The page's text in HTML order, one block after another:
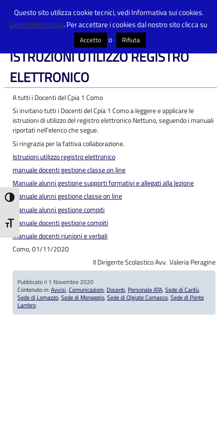
Attiva/disattiva alto contrasto
Attiva/disattiva dimensione testo
Centro Provinciale Istruzione Adulti>Articoli>Avvisi >ISTRUZIONI UTILIZZO
ISTRUZIONI UTILIZZO REGISTRO
ELETTRONICO
A tutti i Docenti del Cpia 1 Como
Si invitano tutti i Docenti del Cpia 1 Como a leggere e applicare le
istruzioni di utilizzo del registro elettronico Nettuno, seguendo i manuali
riportati nell’elenco che segue.
Si ringrazia per la fattiva collaborazione.
Istruzioni utilizzo registro elettronico
manuale docenti gestione classe on line
Manuale alunni gestione supporti formativi e allegati alla lezione
manuale alunni gestione classe on line
Manuale alunni gestione compiti
Manuale docenti gestione compiti
Manuale docenti riunioni e verbali
Como, 01/11/2020
Il Dirigente Scolastico Avv. Valeria Peragine
Pubblicato il 1 Novembre 2020
Contenuto in: Avvisi, Comunicazioni, Docenti, Personale ATA, Sede di Cantù,
Sede di Lomazzo, Sede di Menaggio, Sede di Olgiate Comasco, Sede di Ponte
Lambro
Questo sito utilizza cookie tecnici, vedi Informativa sui cookies.
Leggi Informativa. Per accettare i cookies dal nostro sito clicca su
Accetto o Rifiuta